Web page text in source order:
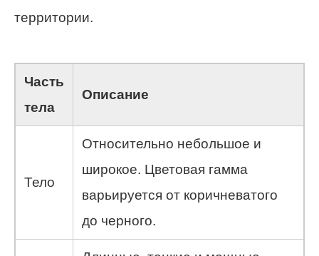
территории.
Часть
тела
Описание
Тело
Относительно небольшое и
широкое. Цветовая гамма
варьируется от коричневатого
до черного.